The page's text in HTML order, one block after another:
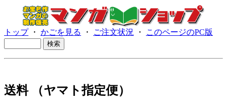
トップ・ かごを見る ・ ご注文状況 ・ このページのPC版
送料 （ヤマト指定便）